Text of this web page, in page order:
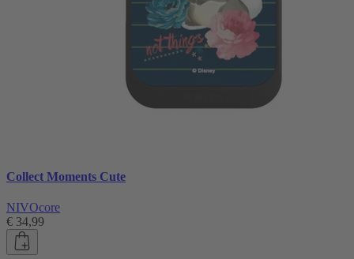
Collect Moments Cute
NIVOcore
€ 34,99